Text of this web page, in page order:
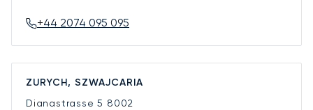
+44 2074 095 095
ZURYCH, SZWAJCARIA
Dianastrasse 5 8002